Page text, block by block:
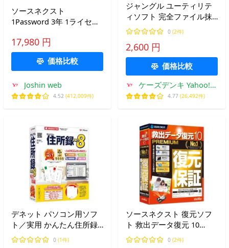
ソースネクスト
1Password 3年 1ライセン
ッケージ版 1PASSWORD3
ネン1ライセンス 返品種別
17,980 円
価格比較
Joshin web
4.52 (412,009件)
ジャングル ユーティリテ
ィソフト 完全ファイル抹
消17
0 (2件)
2,600 円
価格比較
ケーズデンキ Yahoo!シ
ョップ
4.77 (26,492件)
デネット パソコン用ソフ
ト／実用 かんたん住所録
Pro8
0 (1件)
ソースネクスト 復元ソフ
ト 救出データ復元 10
Premium
0 (2件)